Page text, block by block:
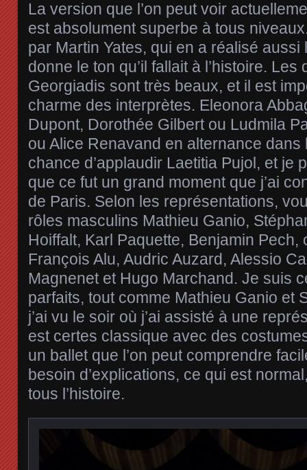
La version que l’on peut voir
est absolument superbe à tous
par Martin Yates, qui en a réalisé
donne le ton qu’il fallait à l’histoire.
Georgiadis sont très beaux, et il est
charme des interprètes. Eleonora
Dupont, Dorothée Gilbert ou Ludmila
ou Alice Renavand en alternance dans
chance d’applaudir Laetitia Pujol, et je
que ce fut un grand moment que j’ai
de Paris. Selon les représentations,
rôles masculins Mathieu Ganio,
Hoiffalt, Karl Paquette, Benjamin Pech,
François Alu, Audric Auzard, Alessio
Magnenet et Hugo Marchand. Je suis
parfaits, tout comme Mathieu Ganio et
j’ai vu le soir où j’ai assisté à une
est certes classique avec des
un ballet que l’on peut comprendre
besoin d’explications, ce qui est
tous l’histoire.